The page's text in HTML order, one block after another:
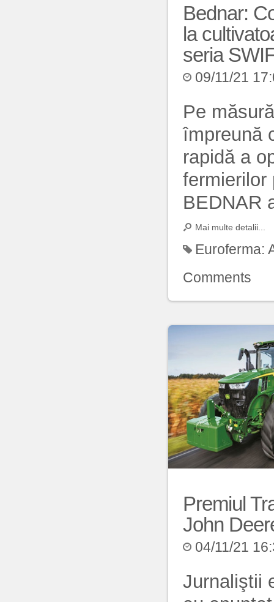
Bednar:
la
seria
09/11/21
Pe
împreună
rapidă a
fermierilor
BEDNAR
Mai multe detalii...
Euroferma:
Comments
Premiul
John
04/11/21
Jurnaliştii